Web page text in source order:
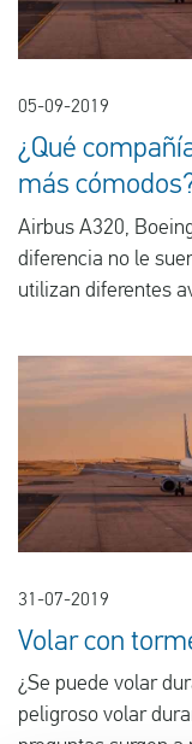
veraneantes
derechos cuando
05-09-2019
¿Qué
más
Airbus A320,
diferencia no le
utilizan diferentes
aerolínea utiliza
pasajeros? Se lo
31-07-2019
Volar con
¿Se puede volar
peligroso volar